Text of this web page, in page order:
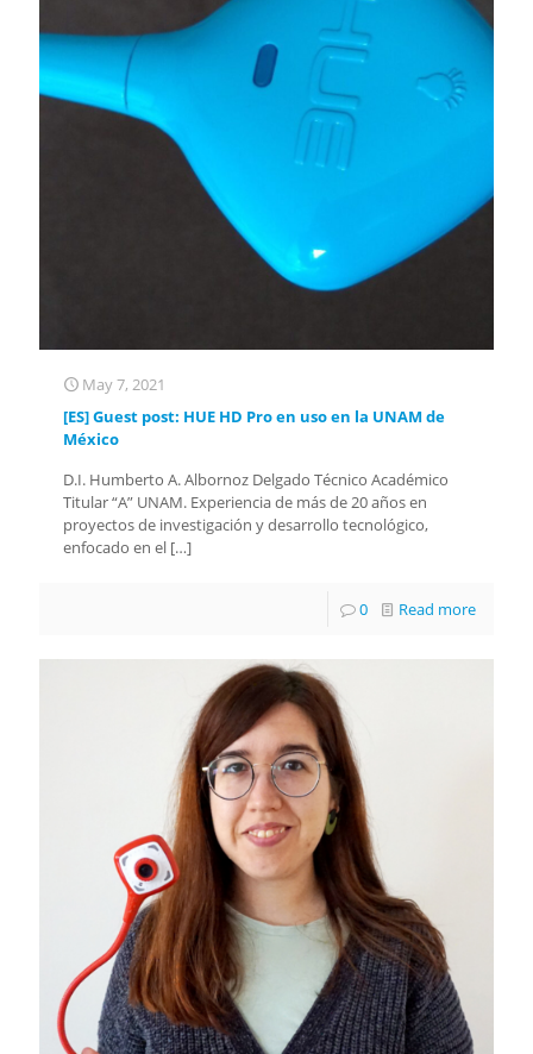
May 7, 2021
[ES] Guest post: HUE HD Pro en uso en la UNAM de
México
D.I. Humberto A. Albornoz Delgado Técnico Académico
Titular “A” UNAM. Experiencia de más de 20 años en
proyectos de investigación y desarrollo tecnológico,
enfocado en el […]
0 Read more